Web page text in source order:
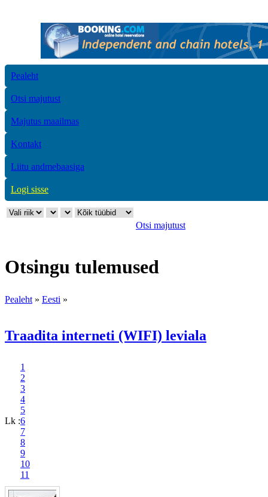
Pealeht
Otsi majutust
Majutus maailmas
Kontakt
Liitu andmebaasiga
Logi sisse
Otsi majutust
Otsingu tulemused
Pealeht » Eesti »
Traadita interneti (WIFI) leviala
Lk :
1
2
3
4
5
6
7
8
9
10
11